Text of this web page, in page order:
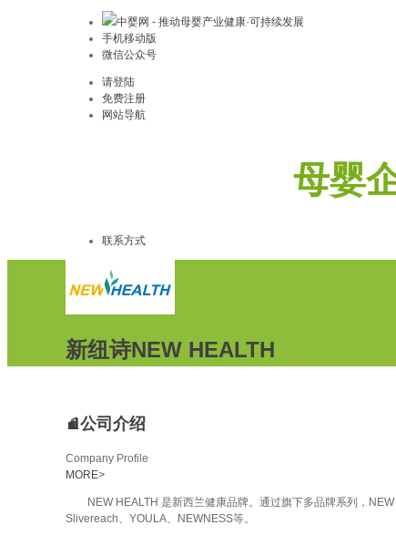
中婴网 - 推动母婴产业健康·可持续发展
手机移动版
微信公众号
请登陆
免费注册
网站导航
母婴
联系方式
新纽诗NEW HEALTH
公司介绍
Company Profile
MORE>
NEW HEALTH 是新西兰健康品牌。通过旗下多品牌系列，NEW
Slivereach、YOULA、NEWNESS等。